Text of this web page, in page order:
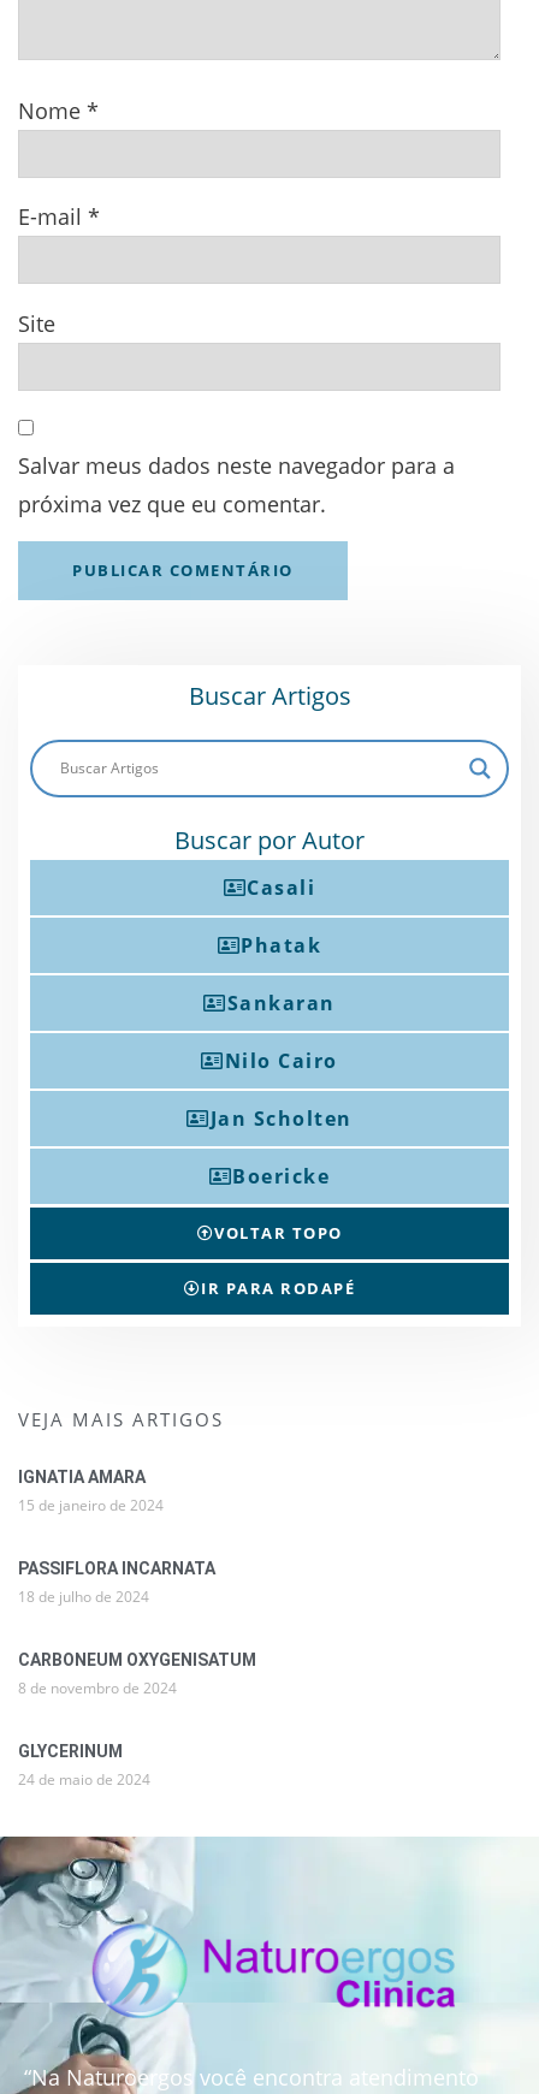
Nome *
E-mail *
Site
Salvar meus dados neste navegador para a
próxima vez que eu comentar.
Buscar Artigos
Buscar por Autor
Casali
Phatak
Sankaran
Nilo Cairo
Jan Scholten
Boericke
VOLTAR TOPO
IR PARA RODAPÉ
VEJA MAIS ARTIGOS
IGNATIA AMARA
15 de janeiro de 2024
PASSIFLORA INCARNATA
18 de julho de 2024
CARBONEUM OXYGENISATUM
8 de novembro de 2024
GLYCERINUM
24 de maio de 2024
“Na Naturoergos você encontra atendimento